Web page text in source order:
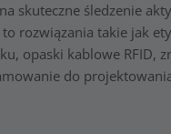
skuteczne śledzenie
to rozwiązania takie jak
opaski kablowe RFID,
do